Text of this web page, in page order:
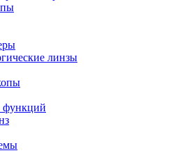
линзы
функций